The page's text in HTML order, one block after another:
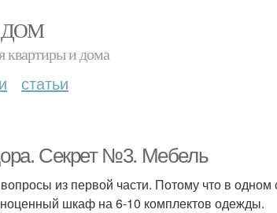
квартиры и дома
статьи
Секрет №3. Мебель
из первой части. Потому что в
шкаф на 6-10 комплектов одежды.